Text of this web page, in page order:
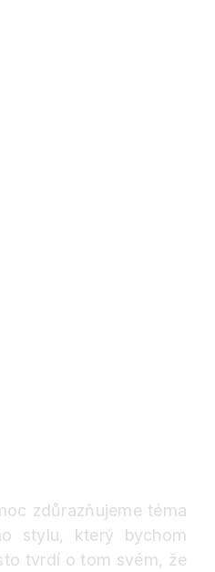
zdůrazňujeme téma
stylu, který bychom
tvrdí o tom svém, že